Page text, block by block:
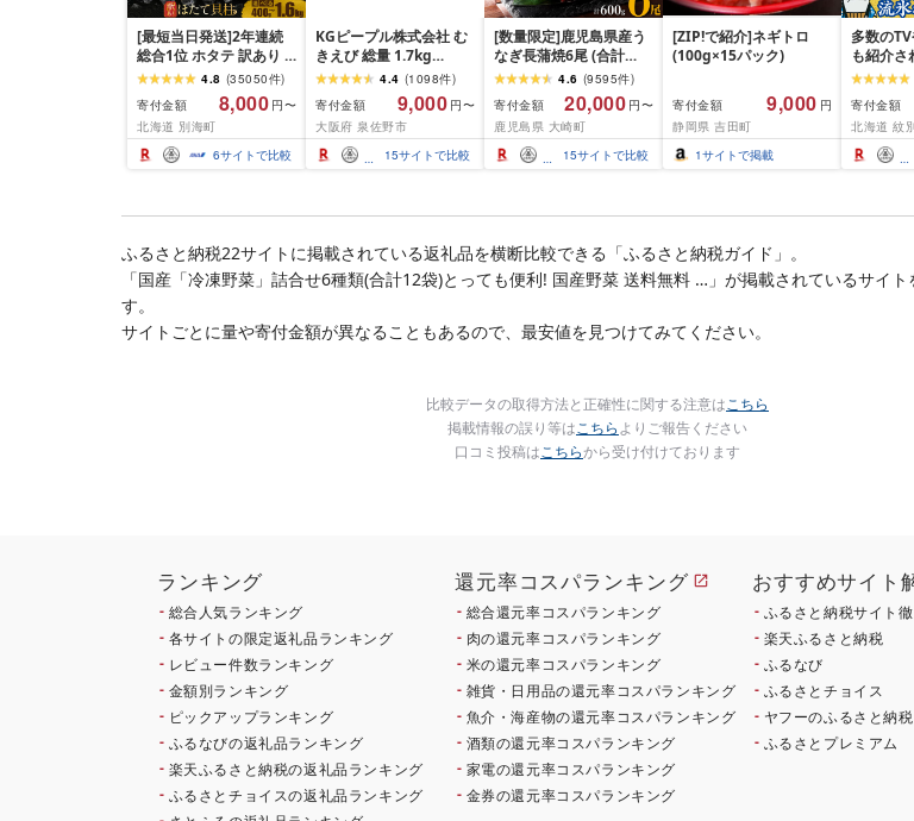
[最短当日発送]2年連続
総合1位 ホタテ 訳あり (
ふるさと納税 ほたて ふ
るさと納税 訳あり 帆立
ふるさと わけあり ホタ
テ貝柱 貝 人気 不揃い 刺
身 規格外 魚介 ランキン
グ 海鮮 冷凍 発送時期が
4.8 (35050件)
寄付金額
8,000 円〜
北海道 別海町
6サイトで比較
KGピープル株式会社 む
きえび 総量 1.7kg
(850g×2P) 特大 5Lサイ
ズ バナメイエビ バラ凍
結 下処理不要 サイズ不
揃い 訳あり
4.4 (1098件)
寄付金額
9,000 円〜
大阪府 泉佐野市
15サイトで比較
[数量限定]鹿児島県産う
なぎ長蒲焼6尾 (合計
600g以上)4.6 (9595件)
寄付金額
20,000 円〜
鹿児島県 大崎町
15サイトで比較
[ZIP!で紹介]ネギトロ
(100g×15パック)
寄付金額 9,000 円
静岡県 吉田町
1サイトで掲載
多数の
も紹介さ
総合ラン
位!北海
産ホタテ
ほたて
刺身 冷
あり ワ
ズ不揃
寄付金額
北海道 紋
ふるさと納税22サイトに掲載されている返礼品を横断比較できる「ふるさと納税ガイド」。
「国産「冷凍野菜」詰合せ6種類(合計12袋)とっても便利! 国産野菜 送料無料 …」が掲載されているサイト
す。
サイトごとに量や寄付金額が異なることもあるので、最安値を見つけてみてください。
比較データの取得方法と正確性に関する注意はこちら
掲載情報の誤り等はこちらよりご報告ください
口コミ投稿はこちらから受け付けております
ランキング
総合人気ランキング
各サイトの限定返礼品ランキング
レビュー件数ランキング
金額別ランキング
ピックアップランキング
ふるなびの返礼品ランキング
楽天ふるさと納税の返礼品ランキング
ふるさとチョイスの返礼品ランキング
還元率コスパランキング
総合還元率コスパランキング
肉の還元率コスパランキング
米の還元率コスパランキング
雑貨・日用品の還元率コスパランキング
魚介・海産物の還元率コスパランキング
酒類の還元率コスパランキング
家電の還元率コスパランキング
金券の還元率コスパランキング
おすすめサイト
ふるさと納税サイト
楽天ふるさと納税
ふるなび
ふるさとチョイス
ヤフーのふるさと納税
ふるさとプレミアム